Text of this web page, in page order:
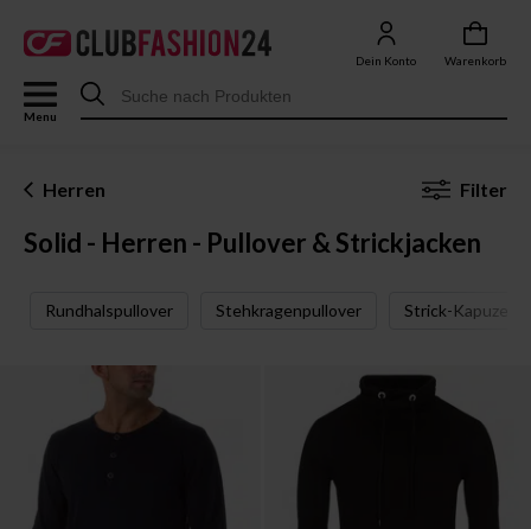
Dein Konto Warenkorb
Menu
Herren Filter
Solid - Herren - Pullover & Strickjacken
Rundhalspullover Stehkragenpullover Strick-